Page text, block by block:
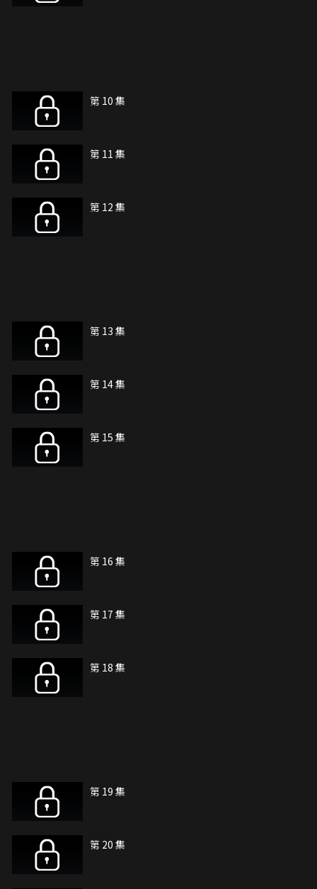
第 10 集
第 11 集
第 12 集
第 13 集
第 14 集
第 15 集
第 16 集
第 17 集
第 18 集
第 19 集
第 20 集